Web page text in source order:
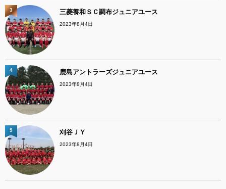
三菱養和ＳＣ調布ジュニアユース
2023年8月4日
3
鹿島アントラーズジュニアユース
2023年8月4日
4
刈谷ＪＹ
2023年8月4日
5